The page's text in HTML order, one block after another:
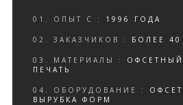
01. ОПЫТ С : 1996 ГОДА
02. ЗАКАЗЧИКОВ : БОЛЕЕ 40
03. МАТЕРИАЛЫ :
ПЕЧАТЬ
04. ОБОРУДОВАНИЕ :
ВЫРУБКА ФОРМ